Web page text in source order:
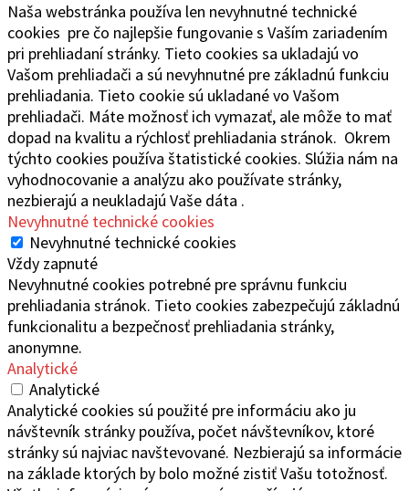
Naša webstránka používa len nevyhnutné technické
cookies pre čo najlepšie fungovanie s Vaším zariadením
pri prehliadaní stránky. Tieto cookies sa ukladajú vo
Vašom prehliadači a sú nevyhnutné pre základnú funkciu
prehliadania. Tieto cookie sú ukladané vo Vašom
prehliadači. Máte možnosť ich vymazať, ale môže to mať
dopad na kvalitu a rýchlosť prehliadania stránok. Okrem
týchto cookies používa štatistické cookies. Slúžia nám na
vyhodnocovanie a analýzu ako používate stránky,
nezbierajú a neukladajú Vaše dáta .
Nevyhnutné technické cookies
Nevyhnutné technické cookies
Vždy zapnuté
Nevyhnutné cookies potrebné pre správnu funkciu
prehliadania stránok. Tieto cookies zabezpečujú základnú
funkcionalitu a bezpečnosť prehliadania stránky,
anonymne.
Analytické
Analytické
Analytické cookies sú použité pre informáciu ako ju
návštevník stránky používa, počet návštevníkov, ktoré
stránky sú najviac navštevované. Nezbierajú sa informácie
na základe ktorých by bolo možné zistiť Vašu totožnosť.